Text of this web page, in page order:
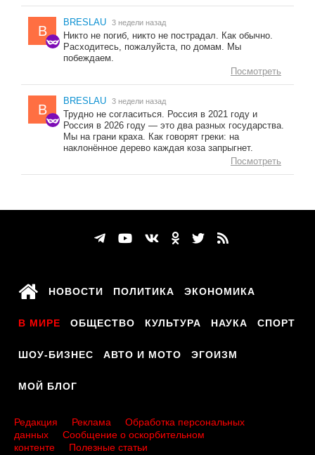
B
BRESLAU 3 недели назад
Никто не погиб, никто не пострадал. Как обычно.
Расходитесь, пожалуйста, по домам. Мы
побеждаем.
Посмотреть
B
BRESLAU 3 недели назад
Трудно не согласиться. Россия в 2021 году и
Россия в 2026 году — это два разных государства.
Мы на грани краха. Как говорят греки: на
наклонённое дерево каждая коза запрыгнет.
Посмотреть
НОВОСТИ ПОЛИТИКА ЭКОНОМИКА
В МИРЕ ОБЩЕСТВО КУЛЬТУРА НАУКА СПОРТ
ШОУ-БИЗНЕС АВТО И МОТО ЭГОИЗМ
МОЙ БЛОГ
Редакция Реклама
Обработка персональных
данных
Сообщение о оскорбительном
контенте
Полезные статьи